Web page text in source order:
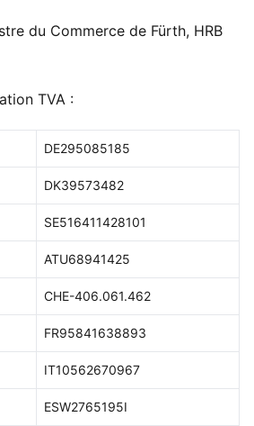
du Commerce de Fürth, HRB
TVA :
DE295085185
DK39573482
SE516411428101
ATU68941425
CHE-406.061.462
FR95841638893
IT10562670967
ESW2765195I